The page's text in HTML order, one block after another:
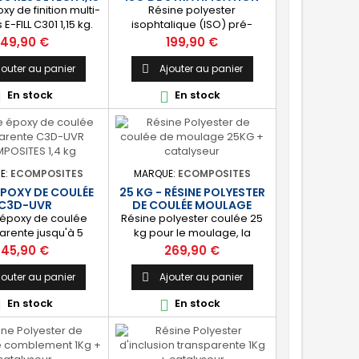
KG
de finition multi-
FILL C301 1,15 kg.
une surface
et résistante aux
Idéal pour le
préventif ou
l’osmose et de la
[Polyvalent] Très
accroche sur la
surfaces : bois,
acier, béton,
époxy, etc.
avec tout type
peinture...
Prix
49,90 €
au panier
En stock
Résine polyester
isophtalique (ISO) pré-
accélérée. Parfait pour la
réalisation ou la réparation
de stratifiés composites. ⚙️
[Polyvalente] Convient à tout
type de besoin : bateau,
piscine, carrosserie,
modélisme, moulage au
contact, décoration et objet
d'art, etc. 🔝 [Facile à utiliser]
S’applique au rouleau
enducteur, au pinceau ou au
pistolet à gravité....
Prix
199,90 €
 Ajouter au panier
 En stock
ECOMPOSITES
DE COULÉE
UVR
de coulée
jusqu'à 5
C3D-UVR.
: Parfait pour
bijoux, lampe,
épaisse, objet
mobilier, etc.
: Transparent,
d'air et anti
(résistant aux
Prix
45,90 €
au panier
En stock
MARQUE: ECOMPOSITES
25 KG - RÉSINE POLYESTER
DE COULÉE MOULAGE
Résine polyester coulée 25
kg pour le moulage, la
reproduction d’objets et la
réalisation de pièces
pleines. ⚙️ [Polyvalente]
Permet diverses applications
de moulage et de coulage
en masse pour la fabrication
d’objets d’art et le loisir
créatif : bijoux, figurine, buste,
Prix
269,90 €
 Ajouter au panier
 En stock